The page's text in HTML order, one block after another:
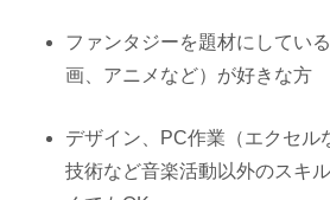
ファンタジーを題材にしてい
画、アニメなど）が好きな方
デザイン、PC作業（エクセル
技術など音楽活動以外のスキ